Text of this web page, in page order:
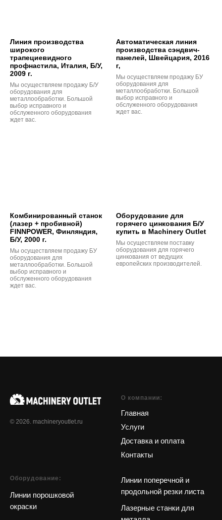
Линия производства
широкого
трапециевидного
профнастила, Италия, Б/У,
2009 г.
Мы осуществляем продажу Б/У
оборудования для
металлообработки. Большой
выбор исправного и
обслуженного оборудования
ждет вас.
Автоматическая линия
производства сэндвич-
панелей, Швейцария, 2016
г,
Мы осуществляем продажу БУ
оборудования для
металлообработки. Большой
выбор исправного и
обслуженного оборудования
ждет вас.
Комбинированный станок
(лазер + пробивной)
FINNPOWER, Финляндия,
Б/У, 2000 г.
Мы осуществляем продажу БУ
оборудования для
металлообработки. Большой
выбор исправного и
обслуженного оборудования
ждет вас.
Оборудование для
горячего цинкования Б/У
купить в Machinery Outlet
Мы осуществляем поставку
оборудования для горячего
цинкования от ведущих
европейских производителей.
© 2026. machineryoutlet.ru
О компании:
Главная
Услуги
Доставка и оплата
Контакты
Оборудование:
Линии порошковой
окраски
Линии поперечной и
продольной резки листа
Лазерные станки для